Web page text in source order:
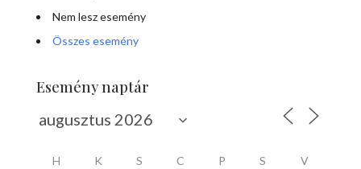
Nem lesz esemény
Összes esemény
Esemény naptár
H K S C P S V